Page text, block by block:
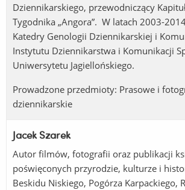
Dziennikarskiego, przewodniczący
Tygodnika „Angora”. W latach 2003-
Katedry Genologii Dziennikarskiej i
Instytutu Dziennikarstwa i Komunikacji
Uniwersytetu Jagiellońskiego.
Prowadzone przedmioty: Prasowe i
dziennikarskie
Jacek Szarek
Autor filmów, fotografii oraz publikacji
poświęconych przyrodzie, kulturze i
Beskidu Niskiego, Pogórza Karpackiego,